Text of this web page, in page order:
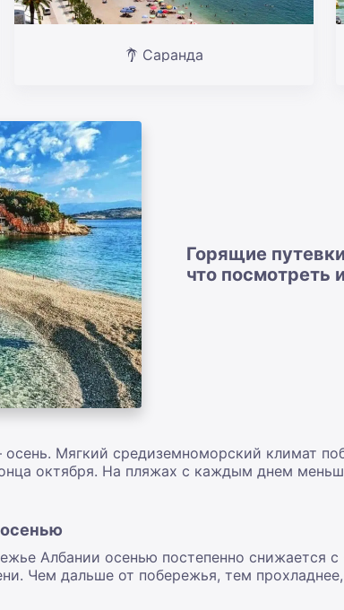
Саранда
Горящие
что посмотреть
Мягкий средиземноморский климат
октября. На пляжах с каждым днем
Албании осенью постепенно снижается
Чем дальше от побережья, тем